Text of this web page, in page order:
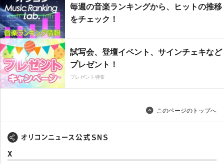
毎週の音楽ランキングから、ヒットの推移
をチェック！
試写会、登壇イベント、サインチェキなど
プレゼント！
プレゼント特集
このページのトップへ
X